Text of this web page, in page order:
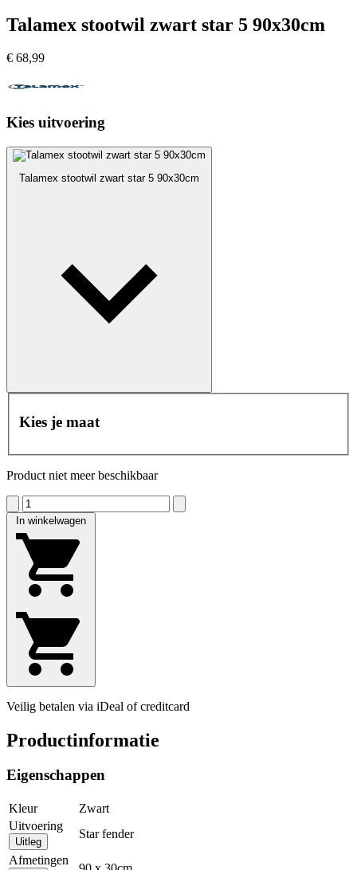
Talamex stootwil zwart star 5 90x30cm
€ 68,99
Kies uitvoering
Talamex stootwil zwart star 5 90x30cm
Kies je maat
Product niet meer beschikbaar
In winkelwagen
Veilig betalen via iDeal of creditcard
Productinformatie
Eigenschappen
Kleur
Zwart
Uitvoering
Uitleg
Star fender
Afmetingen